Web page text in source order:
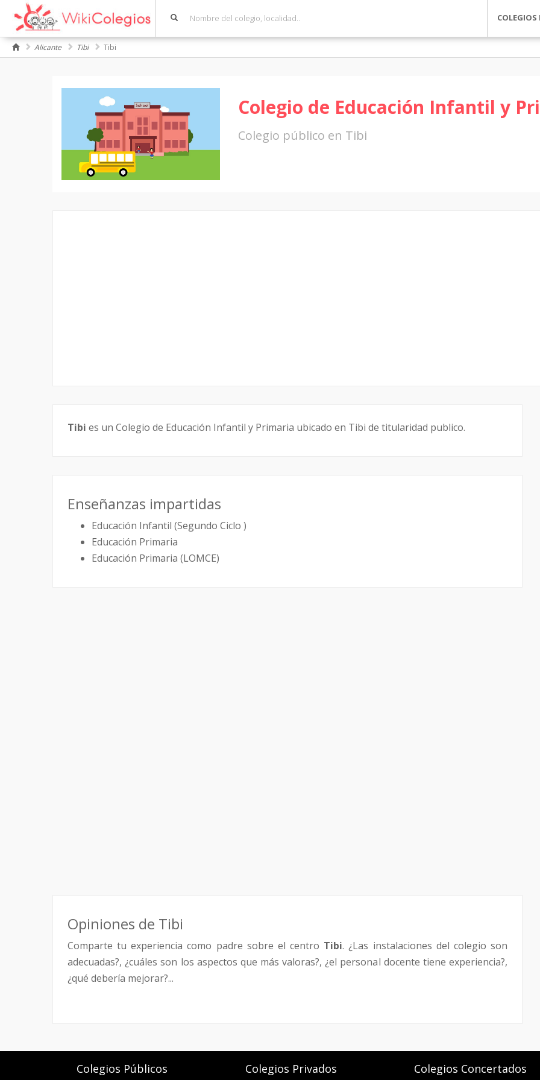
Alicante Tibi Tibi
Colegio de Educación Infantil y
Colegio público en Tibi
Tibi es un Colegio de Educación Infantil y Primaria ubicado en Tibi de titularidad publico.
Enseñanzas impartidas
Educación Infantil (Segundo Ciclo )
Educación Primaria
Educación Primaria (LOMCE)
Opiniones de Tibi
Comparte tu experiencia como padre sobre el centro Tibi. ¿Las instalaciones del colegio son
adecuadas?, ¿cuáles son los aspectos que más valoras?, ¿el personal docente tiene experiencia?,
¿qué debería mejorar?...
Colegios Públicos Colegios Privados Colegios Concertados